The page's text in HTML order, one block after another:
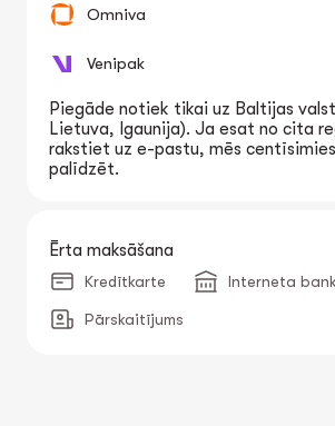
Omniva
Venipak
Piegāde notiek tikai uz Baltijas
Lietuva, Igaunija). Ja esat no cita
rakstiet uz e-pastu, mēs
palīdzēt.
Ērta maksāšana
Kredītkarte Interneta
Pārskaitījums